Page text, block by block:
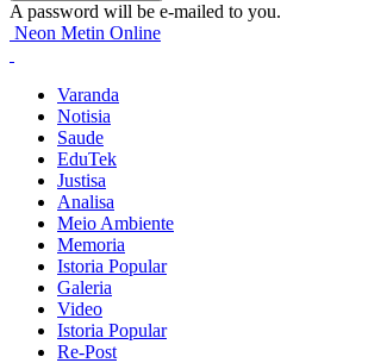
A password will be e-mailed to you.
Neon Metin Online
Varanda
Notisia
Saude
EduTek
Justisa
Analisa
Meio Ambiente
Memoria
Istoria Popular
Galeria
Video
Istoria Popular
Re-Post